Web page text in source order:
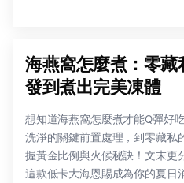
海燕窩怎麼煮：零
發到煮出完美凍體
想知道海燕窩怎麼煮才能Q彈好
洗淨的關鍵前置處理，到零藏私
握黃金比例與火候秘訣！文末更
這款低卡大海恩賜成為你的夏日